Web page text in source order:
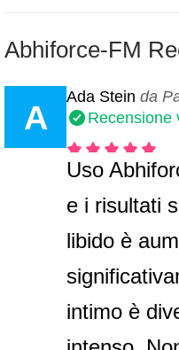
Abhiforce-FM
A
Ada Stein da
Recensione
Uso
e i risultati
libido è
intimo è